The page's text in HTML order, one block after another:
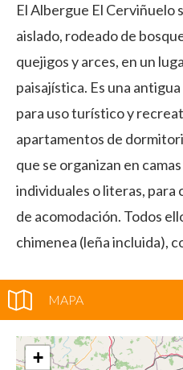
El Albergue El Cerviñuelo
aislado, rodeado de
quejigos y arces, en un
paisajística. Es una
para uso turístico y
apartamentos de
que se organizan en
individuales o literas, para
de acomodación. Todos
chimenea (leña incluida),
MAPA
+